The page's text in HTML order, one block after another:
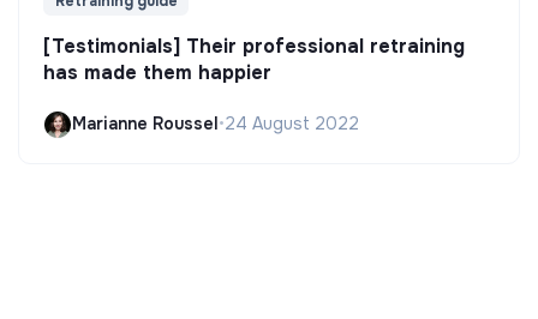
[Testimonials] Their professional retraining
has made them happier
Marianne Roussel •24 August 2022